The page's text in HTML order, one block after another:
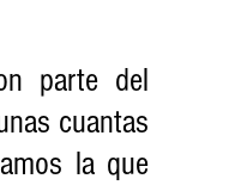
parte del
cuantas
la que